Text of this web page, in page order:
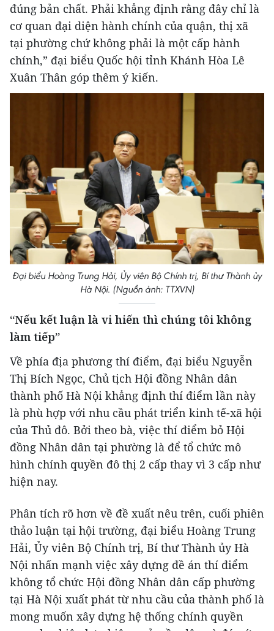
đúng bản chất. Phải khẳng định rằng đây chỉ là
cơ quan đại diện hành chính của quận, thị xã
tại phường chứ không phải là một cấp hành
chính,” đại biểu Quốc hội tỉnh Khánh Hòa Lê
Xuân Thân góp thêm ý kiến.
Đại biểu Hoàng Trung Hải, Ủy viên Bộ Chính trị, Bí thư Thành ủy
Hà Nội. (Nguồn ảnh: TTXVN)
“Nếu kết luận là vi hiến thì chúng tôi không
làm tiếp”
Về phía địa phương thí điểm, đại biểu Nguyễn
Thị Bích Ngọc, Chủ tịch Hội đồng Nhân dân
thành phố Hà Nội khẳng định thí điểm lần này
là phù hợp với nhu cầu phát triển kinh tế-xã hội
của Thủ đô. Bởi theo bà, việc thí điểm bỏ Hội
đồng Nhân dân tại phường là để tổ chức mô
hình chính quyền đô thị 2 cấp thay vì 3 cấp như
hiện nay.
Phân tích rõ hơn về đề xuất nêu trên, cuối phiên
thảo luận tại hội trường, đại biểu Hoàng Trung
Hải, Ủy viên Bộ Chính trị, Bí thư Thành ủy Hà
Nội nhấn mạnh việc xây dựng đề án thí điểm
không tổ chức Hội đồng Nhân dân cấp phường
tại Hà Nội xuất phát từ nhu cầu của thành phố là
mong muốn xây dựng hệ thống chính quyền